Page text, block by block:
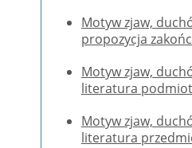
Motyw zjaw,
propozycja
Motyw zjaw,
literatura
Motyw zjaw,
literatura